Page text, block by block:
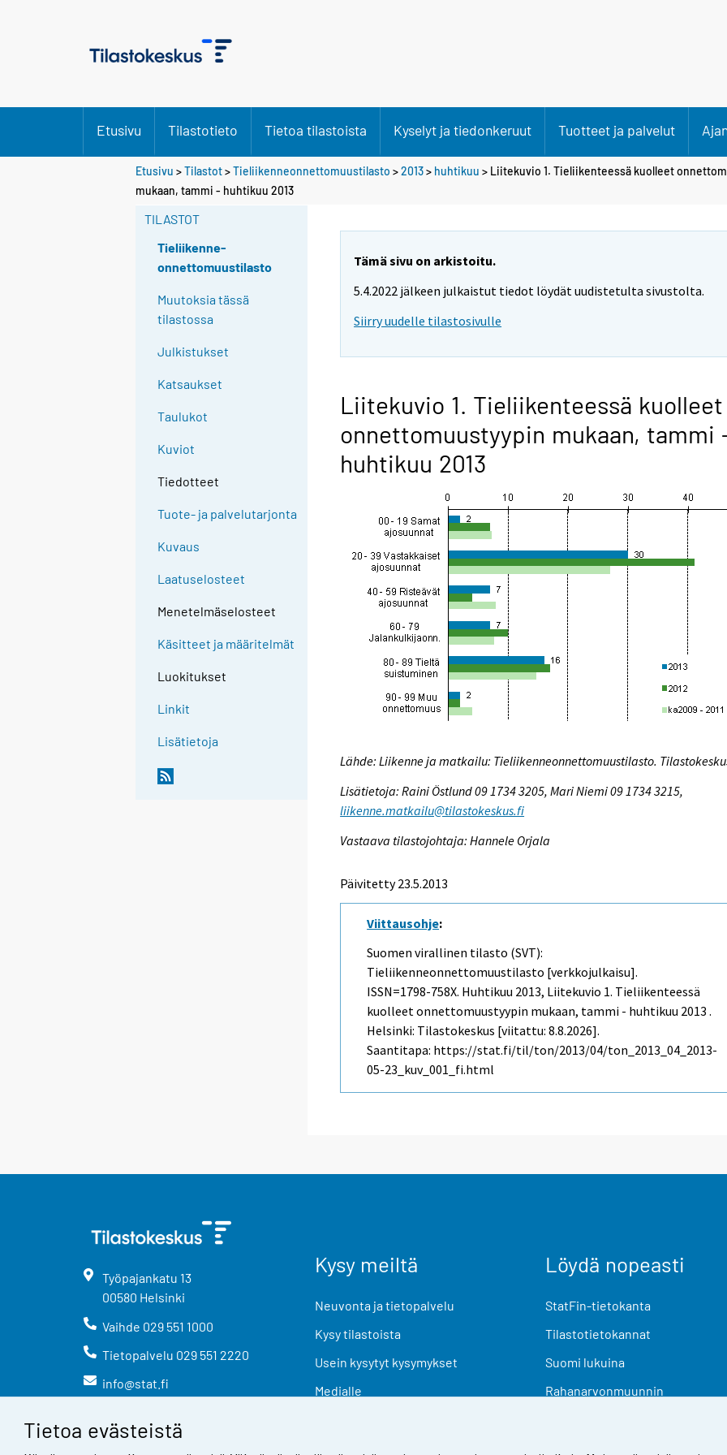
Tietoa evästeistä
Etusivu Tilastotieto Tietoa tilastoista Kyselyt ja tiedonkeruut Tuotteet ja palvelut
Etusivu >Tilastot>Tieliikenneonnettomuustilasto >2013> huhtikuu > Liitekuvio 1. Tieliikenteessä kuolleet
mukaan, tammi - huhtikuu 2013
TILASTOT
Tieliikenne-
onnettomuustilasto
Muutoksia tässä
tilastossa
Julkistukset
Katsaukset
Taulukot
Kuviot
Tiedotteet
Tuote- ja palvelutarjonta
Kuvaus
Laatuselosteet
Menetelmäselosteet
Käsitteet ja määritelmät
Luokitukset
Linkit
Lisätietoja
Tämä sivu on arkistoitu.
5.4.2022 jälkeen julkaistut tiedot löydät uudistetulta sivustolta.
Siirry uudelle tilastosivulle
Liitekuvio 1. Tieliikenteessä kuolleet
onnettomuustyypin mukaan, tammi
huhtikuu 2013
Lähde: Liikenne ja matkailu: Tieliikenneonnettomuustilasto.
Lisätietoja: Raini Östlund 09 1734 3205, Mari Niemi 09 1734 3215,
liikenne.matkailu@tilastokeskus.fi
Vastaava tilastojohtaja: Hannele Orjala
Päivitetty 23.5.2013
Viittausohje:
Suomen virallinen tilasto (SVT):
Tieliikenneonnettomuustilasto [verkkojulkaisu].
ISSN=1798-758X. Huhtikuu 2013, Liitekuvio 1. Tieliikenteessä
kuolleet onnettomuustyypin mukaan, tammi - huhtikuu 2013 .
Helsinki: Tilastokeskus [viitattu: 8.8.2026].
Saantitapa: https://stat.fi/til/ton/2013/04/ton_2013_04_2013-
05-23_kuv_001_fi.html
Työpajankatu 13
00580 Helsinki
Vaihde 029 551 1000
Tietopalvelu 029 551 2220
info@stat.fi
Kysy meiltä
Neuvonta ja tietopalvelu
Kysy tilastoista
Usein kysytyt kysymykset
Medialle
Löydä nopeasti
StatFin-tietokanta
Tilastotietokannat
Suomi lukuina
Rahanarvonmuunnin